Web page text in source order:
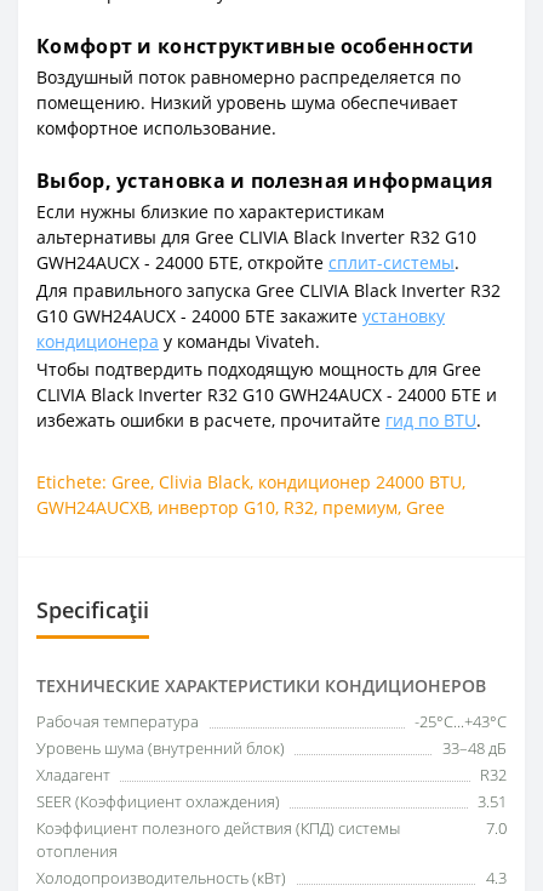
Комфорт и конструктивные особенности
Воздушный поток равномерно распределяется по
помещению. Низкий уровень шума обеспечивает
комфортное использование.
Выбор, установка и полезная информация
Если нужны близкие по характеристикам
альтернативы для Gree CLIVIA Black Inverter R32 G10
GWH24AUCX - 24000 БТЕ, откройте сплит-системы.
Для правильного запуска Gree CLIVIA Black Inverter R32
G10 GWH24AUCX - 24000 БТЕ закажите установку
кондиционера у команды Vivateh.
Чтобы подтвердить подходящую мощность для Gree
CLIVIA Black Inverter R32 G10 GWH24AUCX - 24000 БТЕ и
избежать ошибки в расчете, прочитайте гид по BTU.
Etichete: Gree, Clivia Black, кондиционер 24000 BTU,
GWH24AUCXB, инвертор G10, R32, премиум, Gree
Specificații
ТЕХНИЧЕСКИЕ ХАРАКТЕРИСТИКИ КОНДИЦИОНЕРОВ
Рабочая температура
-25°C...+43°C
Уровень шума (внутренний блок)
33–48 дБ
Хладагент
R32
SEER (Коэффициент охлаждения)
3.51
Коэффициент полезного действия (КПД) системы
отопления
7.0
Холодопроизводительность (кВт)
4.3